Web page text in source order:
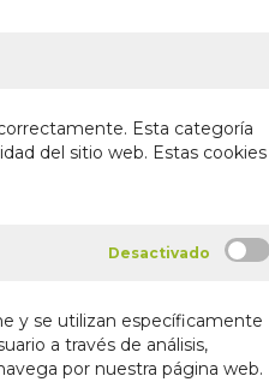
Esta categoría
del sitio web. Estas cookies
y se utilizan específicamente
a través de análisis,
por nuestra página web.
QUE FUE
a la cesta